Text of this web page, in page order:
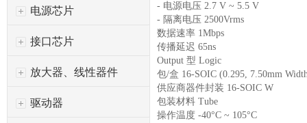
电源芯片
接口芯片
放大器、线性器件
驱动器
- 电源电压 2.7 V ~ 5.5 V
- 隔离电压 2500Vrms
数据速率 1Mbps
传播延迟 65ns
Output 型 Logic
包/盒 16-SOIC (0.295, 7.50mm
供应商器件封装 16-SOIC W
包装材料 Tube
操作温度 -40°C ~ 105°C